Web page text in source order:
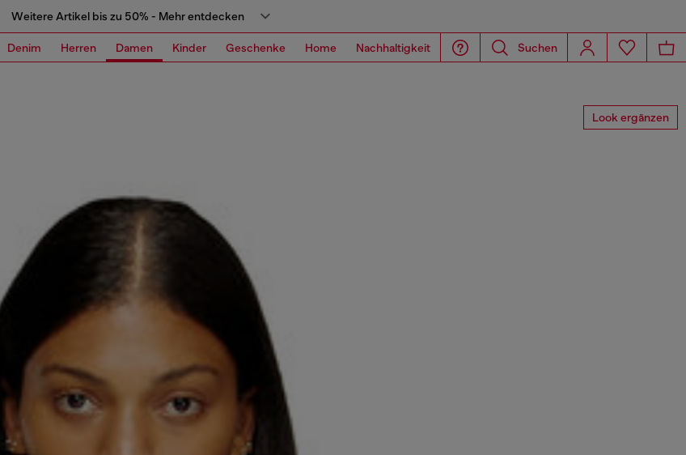
Weitere Artikel bis zu 50% - Mehr entdecken
Denim Herren Damen Kinder Geschenke Home Nachhaltigkeit Suchen
Look ergänzen